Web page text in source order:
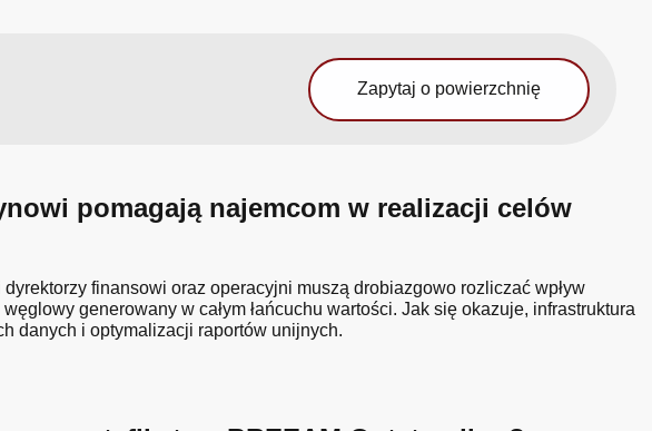
Zapytaj o powierzchnię
pomagają najemcom w realizacji celów
finansowi oraz operacyjni muszą drobiazgowo rozliczać wpływ
generowany w całym łańcuchu wartości. Jak się okazuje, infrastruktura
danych i optymalizacji raportów unijnych.